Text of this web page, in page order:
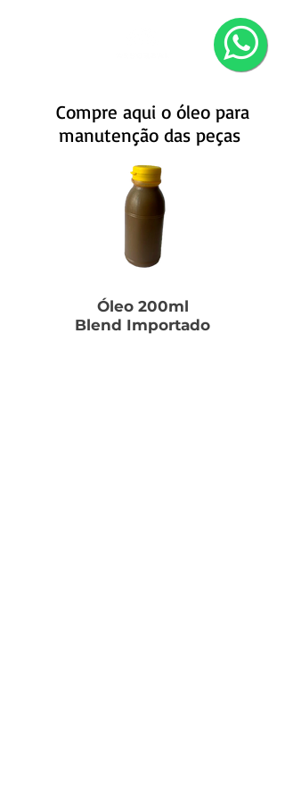
Compre aqui o óleo para
manutenção das peças
Óleo 200ml
Blend Importado